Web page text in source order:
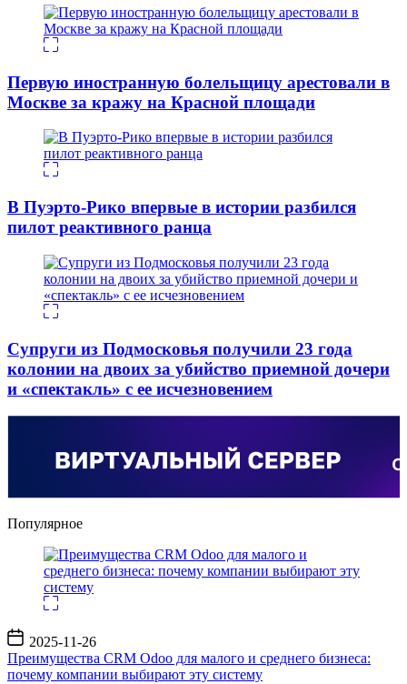
Первую иностранную болельщицу арестовали в
Москве за кражу на Красной площади
В Пуэрто-Рико впервые в истории разбился
пилот реактивного ранца
Супруги из Подмосковья получили 23 года
колонии на двоих за убийство приемной дочери
и «спектакль» с ее исчезновением
Популярное
Дата
записи
2025-11-26
Преимущества CRM Odoo для малого и среднего бизнеса:
почему компании выбирают эту систему